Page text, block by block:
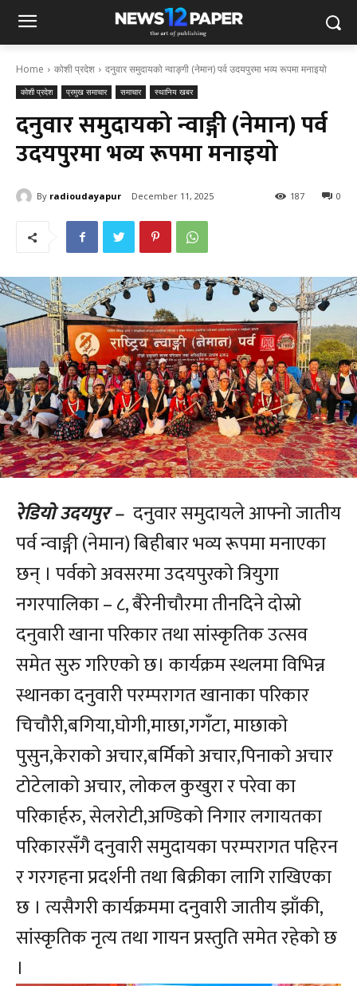
Home कोशी प्रदेश दनुवार समुदायको न्वाङ्गी (नेमान) पर्व उदयपुरमा भव्य रूपमा मनाइयो
कोशी प्रदेश प्रमुख समाचार समाचार स्थानिय खबर
दनुवार समुदायको न्वाङ्गी (नेमान) पर्व
उदयपुरमा भव्य रूपमा मनाइयो
By radioudayapur December 11, 2025 0
187
रेडियो उदयपुर – दनुवार समुदायले आफ्नो जातीय
पर्व न्वाङ्गी (नेमान) बिहीबार भव्य रूपमा मनाएका
छन् । पर्वको अवसरमा उदयपुरको त्रियुगा
नगरपालिका – ८, बैरेनीचौरमा तीनदिने दोस्रो
दनुवारी खाना परिकार तथा सांस्कृतिक उत्सव
समेत सुरु गरिएको छ। कार्यक्रम स्थलमा विभिन्न
स्थानका दनुवारी परम्परागत खानाका परिकार
चिचौरी,बगिया,घोगी,माछा,गगँटा, माछाको
पुसुन,केराको अचार,बर्मिको अचार,पिनाको अचार
टोटेलाको अचार, लोकल कुखुरा र परेवा का
परिकार्हरु, सेलरोटी,अण्डिको निगार लगायतका
परिकारसँगै दनुवारी समुदायका परम्परागत पहिरन
र गरगहना प्रदर्शनी तथा बिक्रीका लागि राखिएका
छ । त्यसैगरी कार्यक्रममा दनुवारी जातीय झाँकी,
सांस्कृतिक नृत्य तथा गायन प्रस्तुति समेत रहेको छ
।